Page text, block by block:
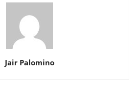
Jair Palomino